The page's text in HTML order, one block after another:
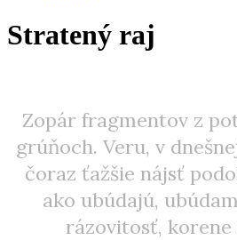
Stratený raj
Zopár fragmentov z
grúňoch. Veru, v
čoraz ťažšie nájsť
ako ubúdajú,
rázovitosť, korene